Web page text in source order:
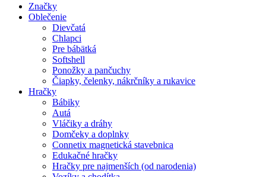
Značky
Oblečenie
Dievčatá
Chlapci
Pre bábätká
Softshell
Ponožky a pančuchy
Čiapky, čelenky, nákrčníky a rukavice
Hračky
Bábiky
Autá
Vláčiky a dráhy
Domčeky a doplnky
Connetix magnetická stavebnica
Edukačné hračky
Hračky pre najmenších (od narodenia)